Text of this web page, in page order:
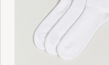
CLAES E ACQUISTATO
Bekväma men inte